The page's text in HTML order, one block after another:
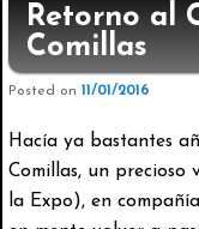
Retorno al
Comillas
Posted on 11/01/2016
Hacía ya bastantes
Comillas, un precioso
la Expo), en